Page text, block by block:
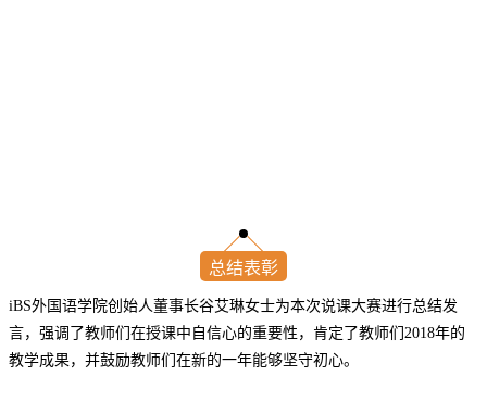
总结表彰
iBS外国语学院创始人董事长谷艾琳女士为本次说课大赛进行总结发
言，强调了教师们在授课中自信心的重要性，肯定了教师们2018年的
教学成果，并鼓励教师们在新的一年能够坚守初心。